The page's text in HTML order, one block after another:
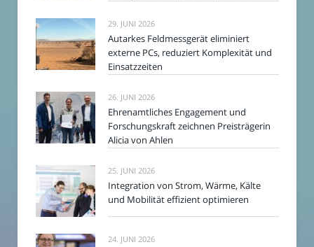
29. JUNI 2026
Autarkes Feldmessgerät eliminiert
externe PCs, reduziert Komplexität und
Einsatzzeiten
26. JUNI 2026
Ehrenamtliches Engagement und
Forschungskraft zeichnen Preisträgerin
Alicia von Ahlen
25. JUNI 2026
Integration von Strom, Wärme, Kälte
und Mobilität effizient optimieren
24. JUNI 2026